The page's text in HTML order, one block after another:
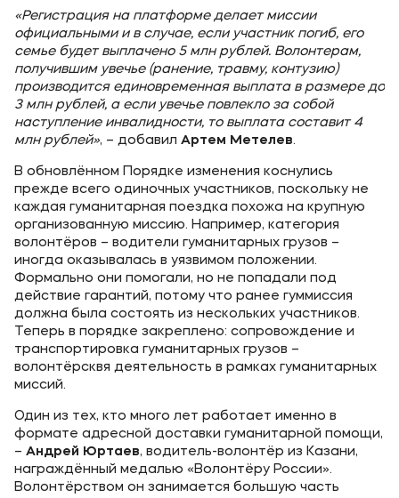
«Регистрация на платформе делает миссии
официальными и в случае, если участник погиб, его
семье будет выплачено 5 млн рублей. Волонтерам,
получившим увечье (ранение, травму, контузию)
производится единовременная выплата в размере до
3 млн рублей, а если увечье повлекло за собой
наступление инвалидности, то выплата составит 4
млн рублей», – добавил Артем Метелев.
В обновлённом Порядке изменения коснулись
прежде всего одиночных участников, поскольку не
каждая гуманитарная поездка похожа на крупную
организованную миссию. Например, категория
волонтёров – водители гуманитарных грузов –
иногда оказывалась в уязвимом положении.
Формально они помогали, но не попадали под
действие гарантий, потому что ранее гуммиссия
должна была состоять из нескольких участников.
Теперь в порядке закреплено: сопровождение и
транспортировка гуманитарных грузов –
волонтёрсквя деятельность в рамках гуманитарных
миссий.
Один из тех, кто много лет работает именно в
формате адресной доставки гуманитарной помощи,
– Андрей Юртаев, водитель-волонтёр из Казани,
награждённый медалью «Волонтёру России».
Волонтёрством он занимается большую часть